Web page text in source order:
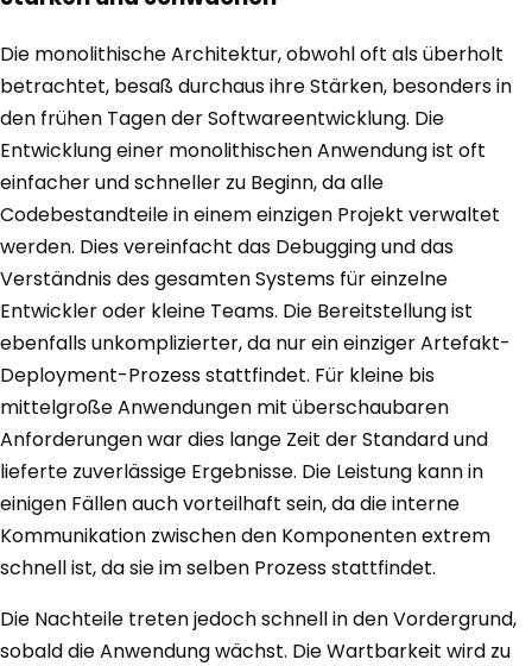
Die monolithische Architektur, obwohl oft als überholt
betrachtet, besaß durchaus ihre Stärken, besonders in
den frühen Tagen der Softwareentwicklung. Die
Entwicklung einer monolithischen Anwendung ist oft
einfacher und schneller zu Beginn, da alle
Codebestandteile in einem einzigen Projekt verwaltet
werden. Dies vereinfacht das Debugging und das
Verständnis des gesamten Systems für einzelne
Entwickler oder kleine Teams. Die Bereitstellung ist
ebenfalls unkomplizierter, da nur ein einziger Artefakt-
Deployment-Prozess stattfindet. Für kleine bis
mittelgroße Anwendungen mit überschaubaren
Anforderungen war dies lange Zeit der Standard und
lieferte zuverlässige Ergebnisse. Die Leistung kann in
einigen Fällen auch vorteilhaft sein, da die interne
Kommunikation zwischen den Komponenten extrem
schnell ist, da sie im selben Prozess stattfindet.
Die Nachteile treten jedoch schnell in den Vordergrund,
sobald die Anwendung wächst. Die Wartbarkeit wird zu